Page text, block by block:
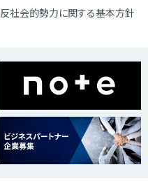
反社会的勢力に関する基本方針